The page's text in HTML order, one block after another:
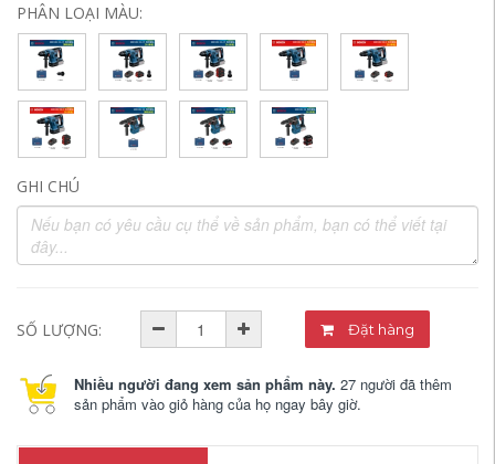
PHÂN LOẠI MÀU:
GHI CHÚ
SỐ LƯỢNG: Đặt hàng
Nhiều người đang xem sản phẩm này. 27 người đã thêm
sản phẩm vào giỏ hàng của họ ngay bây giờ.